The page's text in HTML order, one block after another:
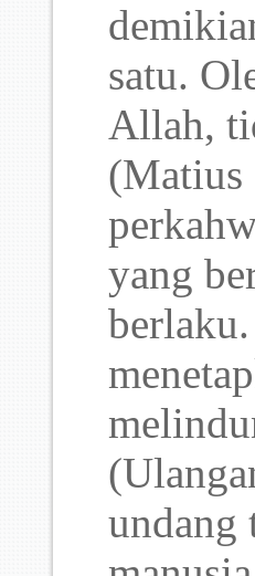
satu.
Allah,
(Matius
yang
undang